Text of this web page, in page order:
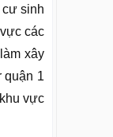
cư sinh
các
xây
quận 1
vực